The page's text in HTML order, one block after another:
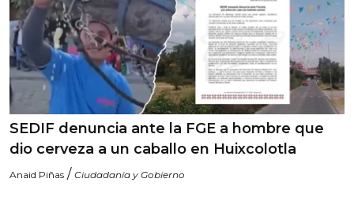
SEDIF denuncia ante la FGE a hombre que
dio cerveza a un caballo en Huixcolotla
Anaid Piñas / Ciudadanía y Gobierno